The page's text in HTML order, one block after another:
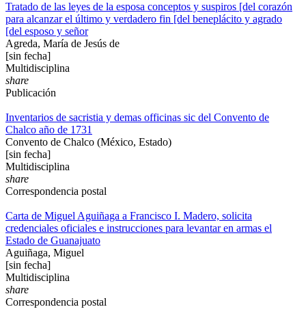
Tratado de las leyes de la esposa conceptos y suspiros [del corazón
para alcanzar el último y verdadero fin [del beneplácito y agrado
[del esposo y señor
Agreda, María de Jesús de
[sin fecha]
Multidisciplina
share
Publicación
Inventarios de sacristia y demas officinas sic del Convento de
Chalco año de 1731
Convento de Chalco (México, Estado)
[sin fecha]
Multidisciplina
share
Correspondencia postal
Carta de Miguel Aguiñaga a Francisco I. Madero, solicita
credenciales oficiales e instrucciones para levantar en armas el
Estado de Guanajuato
Aguiñaga, Miguel
[sin fecha]
Multidisciplina
share
Correspondencia postal